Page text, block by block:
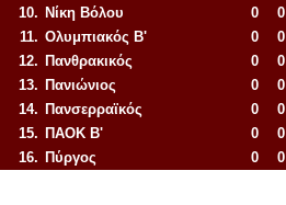
10. Νίκη Βόλου 0
0
11. Ολυμπιακός Β' 0
0
12. Πανθρακικός 0
0
13. Πανιώνιος 0
0
14. Πανσερραϊκός 0
0
15. ΠΑΟΚ Β' 0
0
16. Πύργος 0
0